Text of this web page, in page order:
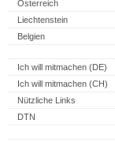
Österreich
Liechtenstein
Belgien
Ich will mitmachen (DE)
Ich will mitmachen (CH)
Nützliche Links
DTN